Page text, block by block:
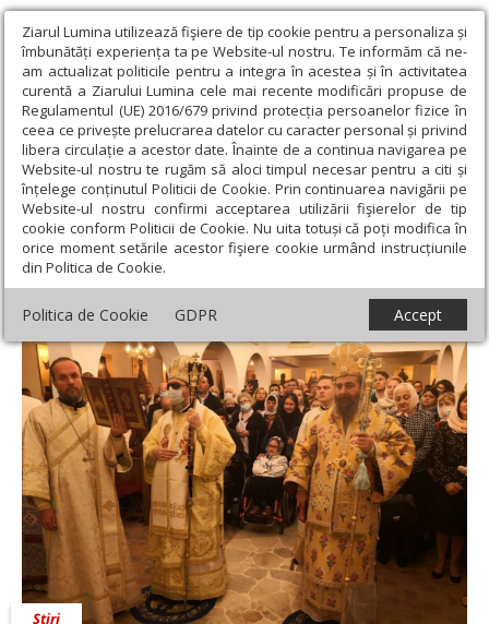
Ziarul Lumina utilizează fişiere de tip cookie pentru a personaliza și
îmbunătăți experiența ta pe Website-ul nostru. Te informăm că ne-
am actualizat politicile pentru a integra în acestea și în activitatea
curentă a Ziarului Lumina cele mai recente modificări propuse de
Regulamentul (UE) 2016/679 privind protecția persoanelor fizice în
ceea ce privește prelucrarea datelor cu caracter personal și privind
libera circulație a acestor date. Înainte de a continua navigarea pe
Website-ul nostru te rugăm să aloci timpul necesar pentru a citi și
înțelege conținutul Politicii de Cookie. Prin continuarea navigării pe
Website-ul nostru confirmi acceptarea utilizării fişierelor de tip
cookie conform Politicii de Cookie. Nu uita totuși că poți modifica în
orice moment setările acestor fişiere cookie urmând instrucțiunile
din Politica de Cookie.
Politica de Cookie GDPR Accept
Ziarul Lumina › Actualitate religioasă › Știri › Biserica închinată
Sfântului Ierarh Spiridon din Oradea a fost sfințită
Biserica închinată Sfântului Ierarh Spiridon
din Oradea a fost sfințită
Știri